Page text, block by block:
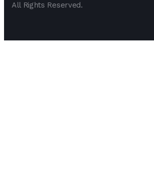
All Rights Reserved.